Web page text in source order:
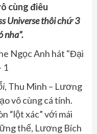
cùng điêu
Universe thôi chứ 3
nha”.
, Thu Minh – Lương
vô cùng cá tính.
“lột xác” với mái
thế, Lương Bích